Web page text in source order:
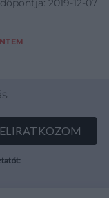
2019-12-07